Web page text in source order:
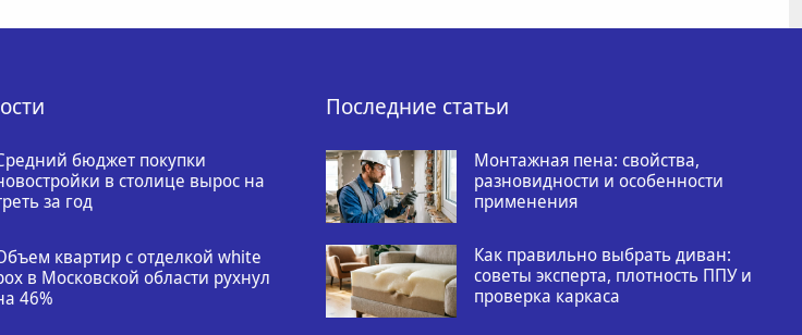
бюджет покупки
в столице вырос на
за год
квартир с отделкой white
в Московской области рухнул
46%
Последние статьи
Монтажная пена: свойства,
разновидности и особенности
применения
Как правильно выбрать диван:
советы эксперта, плотность ППУ и
проверка каркаса